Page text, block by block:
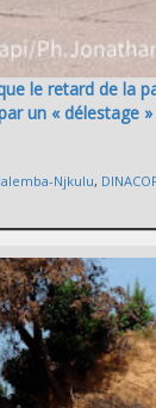
le retard de la
un « délestage
Njkulu,